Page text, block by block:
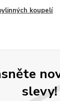
koupelí
slevy!